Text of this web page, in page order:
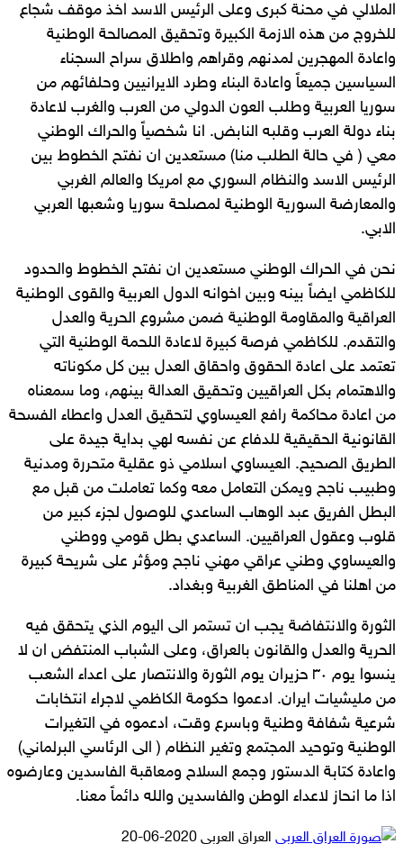
الملالي في محنة كبرى وعلى الرئيس الاسد اخذ موقف شجاع
للخروج من هذه الازمة الكبيرة وتحقيق المصالحة الوطنية
واعادة المهجرين لمدنهم وقراهم واطلاق سراح السجناء
السياسين جميعاً واعادة البناء وطرد الايرانيين وحلفائهم من
سوريا العربية وطلب العون الدولي من العرب والغرب لاعادة
بناء دولة العرب وقلبه النابض. انا شخصياً والحراك الوطني
معي ( في حالة الطلب منا) مستعدين ان نفتح الخطوط بين
الرئيس الاسد والنظام السوري مع امريكا والعالم الغربي
والمعارضة السورية الوطنية لمصلحة سوريا وشعبها العربي
الابي.
نحن في الحراك الوطني مستعدين ان نفتح الخطوط والحدود
للكاظمي ايضاً بينه وبين اخوانه الدول العربية والقوى الوطنية
العراقية والمقاومة الوطنية ضمن مشروع الحرية والعدل
والتقدم. للكاظمي فرصة كبيرة لاعادة اللحمة الوطنية التي
تعتمد على اعادة الحقوق واحقاق العدل بين كل مكوناته
والاهتمام بكل العراقيين وتحقيق العدالة بينهم، وما سمعناه
من اعادة محاكمة رافع العيساوي لتحقيق العدل واعطاء الفسحة
القانونية الحقيقية للدفاع عن نفسه لهي بداية جيدة على
الطريق الصحيح. العيساوي اسلامي ذو عقلية متحررة ومدنية
وطبيب ناجح ويمكن التعامل معه وكما تعاملت من قبل مع
البطل الفريق عبد الوهاب الساعدي للوصول لجزء كبير من
قلوب وعقول العراقيين. الساعدي بطل قومي ووطني
والعيساوي وطني عراقي مهني ناجح ومؤثر على شريحة كبيرة
من اهلنا في المناطق الغربية وبغداد.
الثورة والانتفاضة يجب ان تستمر الى اليوم الذي يتحقق فيه
الحرية والعدل والقانون بالعراق، وعلى الشباب المنتفض ان لا
ينسوا يوم ٣٠ حزيران يوم الثورة والانتصار على اعداء الشعب
من مليشيات ايران. ادعموا حكومة الكاظمي لاجراء انتخابات
شرعية شفافة وطنية وباسرع وقت، ادعموه في التغيرات
الوطنية وتوحيد المجتمع وتغير النظام ( الى الرئاسي البرلماني)
واعادة كتابة الدستور وجمع السلاح ومعاقبة الفاسدين وعارضوه
اذا ما انحاز لاعداء الوطن والفاسدين والله دائماً معنا.
العراق العربي أرسل
2020-06-20